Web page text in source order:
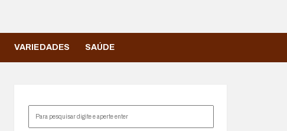
VARIEDADES SAÚDE